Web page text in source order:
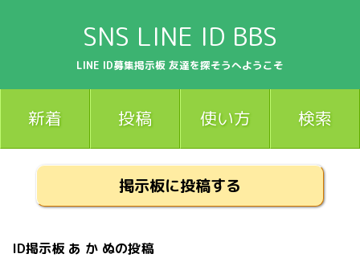
SNS LINE ID BBS
LINE ID募集掲示板 友達を探そうへようこそ
新着 投稿 使い方 検索
掲示板に投稿する
ID掲示板 あ か ぬの投稿